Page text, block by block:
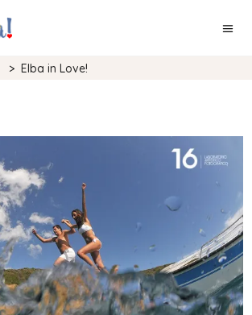
>Elba in Love!